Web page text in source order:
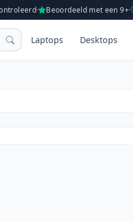
Beoordeeld met een 9+
Laptops Desktops